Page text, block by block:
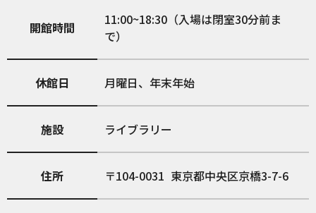
開館時間
11:00~18:30（入場は閉室30分前ま
で）
休館日 月曜日、年末年始
施設 ライブラリー
住所 104-0031 東京都中央区京橋3-7-6